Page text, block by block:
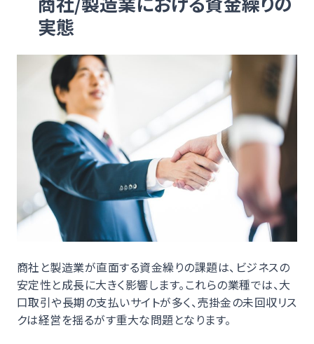
実態
商社と製造業が直面する資金繰りの課題は、ビジネスの
安定性と成長に大きく影響します。これらの業種では、大
口取引や長期の支払いサイトが多く、売掛金の未回収リス
クは経営を揺るがす重大な問題となります。